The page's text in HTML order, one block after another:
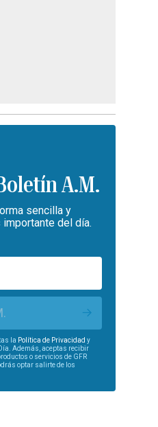
A.M.
sencilla y
del día.
la Política de Privacidad y
Además, aceptas recibir
o servicios de GFR
optar salirte de los